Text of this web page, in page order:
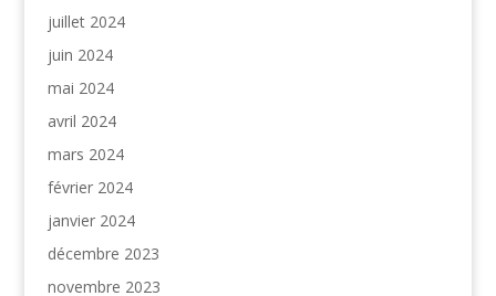
juillet 2024
juin 2024
mai 2024
avril 2024
mars 2024
février 2024
janvier 2024
décembre 2023
novembre 2023